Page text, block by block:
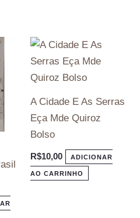
A Cidade E As Serras
Eça Mde Quiroz
Bolso
R$10,00 ADICIONAR
AO CARRINHO